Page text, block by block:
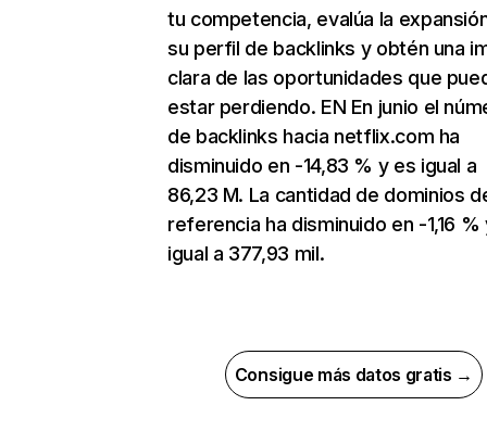
tu competencia, evalúa la
su perfil de backlinks y obtén una
clara de las oportunidades que
estar perdiendo. EN En junio el
de backlinks hacia netflix.com ha
disminuido en -14,83 % y es igual a
86,23 M. La cantidad de dominios
referencia ha disminuido en -1,16 %
igual a 377,93 mil.
Consigue más datos gratis →